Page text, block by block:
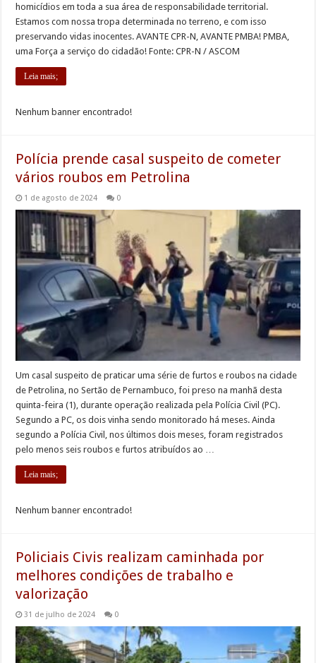
homicídios em toda a sua área de responsabilidade territorial.
Estamos com nossa tropa determinada no terreno, e com isso
preservando vidas inocentes. AVANTE CPR-N, AVANTE PMBA! PMBA,
uma Força a serviço do cidadão! Fonte: CPR-N / ASCOM
Leia mais;
Nenhum banner encontrado!
Polícia prende casal suspeito de cometer
vários roubos em Petrolina
1 de agosto de 2024 0
Um casal suspeito de praticar uma série de furtos e roubos na cidade
de Petrolina, no Sertão de Pernambuco, foi preso na manhã desta
quinta-feira (1), durante operação realizada pela Polícia Civil (PC).
Segundo a PC, os dois vinha sendo monitorado há meses. Ainda
segundo a Polícia Civil, nos últimos dois meses, foram registrados
pelo menos seis roubos e furtos atribuídos ao …
Leia mais;
Nenhum banner encontrado!
Policiais Civis realizam caminhada por
melhores condições de trabalho e
valorização
31 de julho de 2024 0